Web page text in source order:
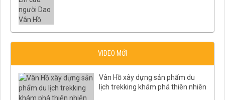
VIDEO MỚI
Vân Hồ xây dựng sản phẩm du
lịch trekking khám phá thiên nhiên